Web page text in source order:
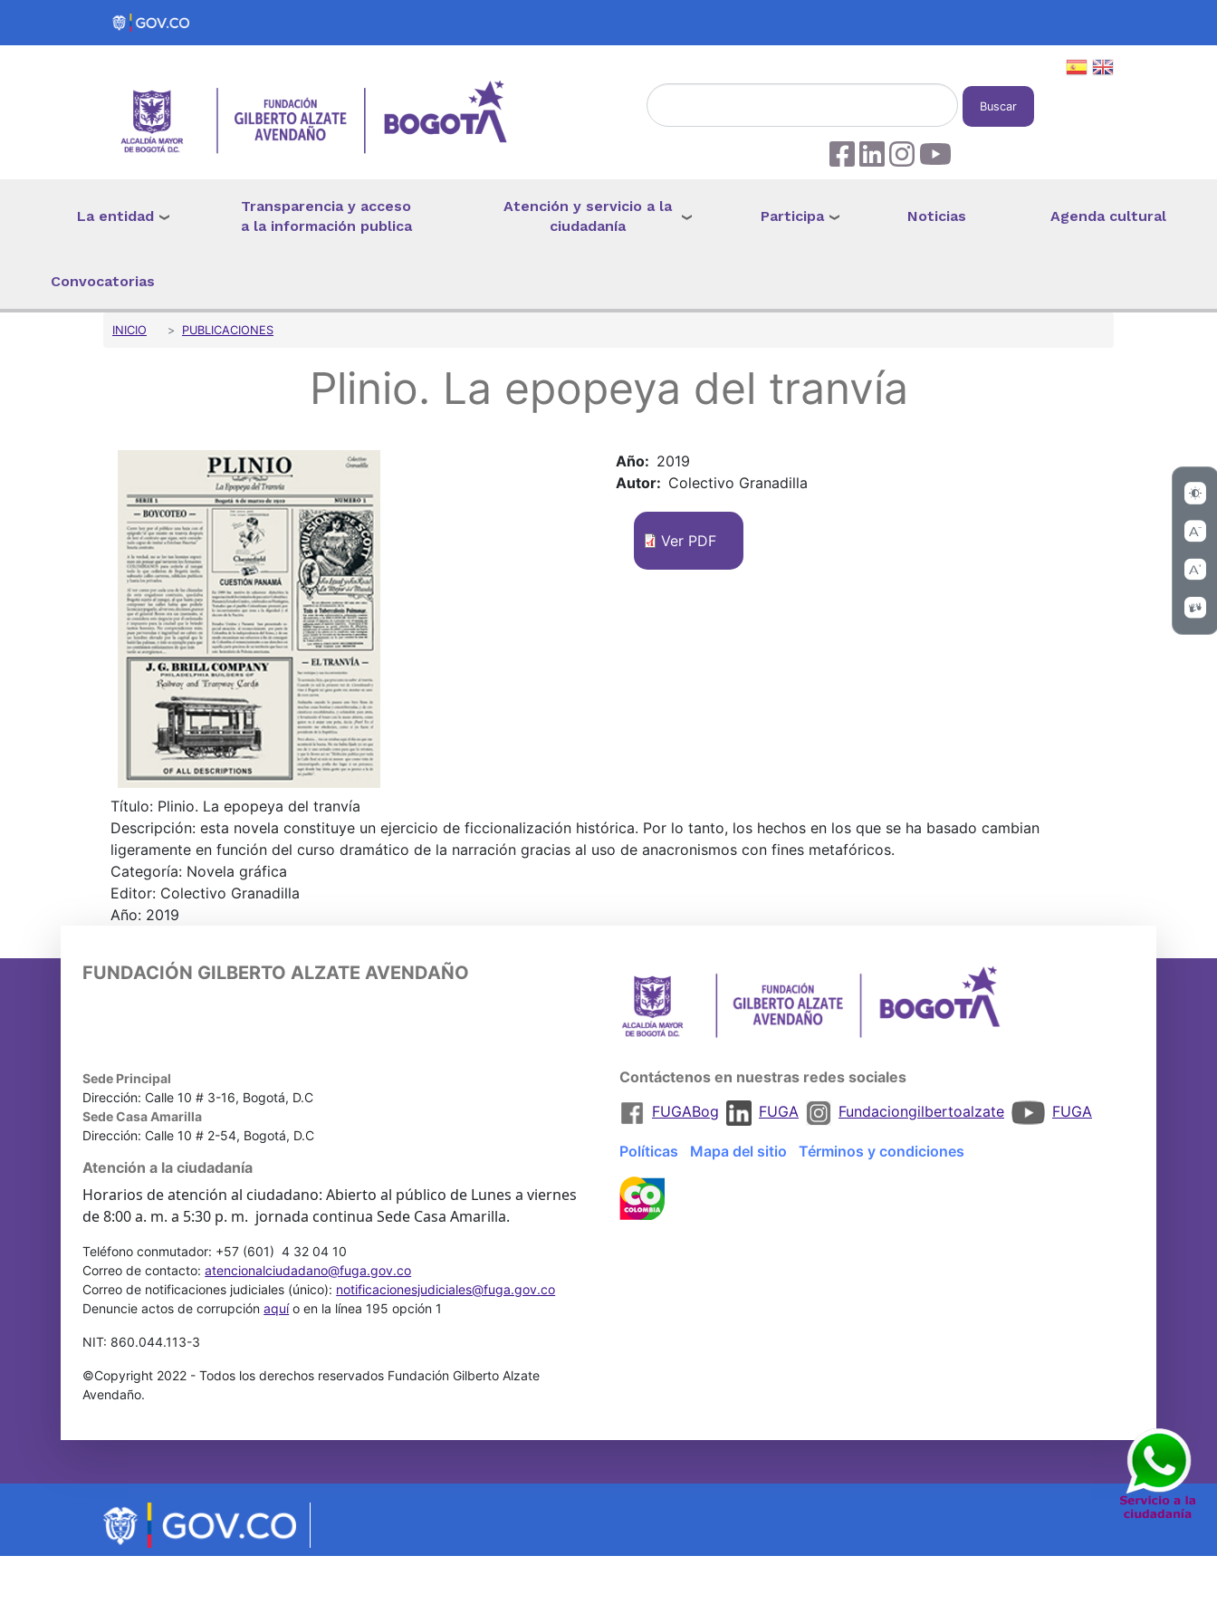
Pasar al contenido principal
Buscar
La entidad
Transparencia y acceso
a la información publica
Atención y servicio a la
ciudadanía
Participa Noticias Agenda cultural
Convocatorias
Sobrescribir enlaces de ayuda a la navegación
INICIO PUBLICACIONES
Plinio. La epopeya del tranvía
Año
2019
Autor
Colectivo Granadilla
Ver PDF
Título: Plinio. La epopeya del tranvía
Descripción: esta novela constituye un ejercicio de ficcionalización histórica. Por lo tanto, los hechos en los que se ha basado cambian
ligeramente en función del curso dramático de la narración gracias al uso de anacronismos con fines metafóricos.
Categoría: Novela gráfica
Editor: Colectivo Granadilla
Año: 2019
FUNDACIÓN GILBERTO ALZATE AVENDAÑO
Sede Principal
Dirección: Calle 10 # 3-16, Bogotá, D.C
Sede Casa Amarilla
Dirección: Calle 10 # 2-54, Bogotá, D.C
Atención a la ciudadanía
Horarios de atención al ciudadano: Abierto al público de Lunes a viernes
de 8:00 a. m. a 5:30 p. m. jornada continua Sede Casa Amarilla.
Teléfono conmutador: +57 (601) 4 32 04 10
Correo de contacto:atencionalciudadano@fuga.gov.co
Correo de notificaciones judiciales (único): notificacionesjudiciales@fuga.gov.co
Denuncie actos de corrupciónaquío en la línea 195 opción 1
NIT: 860.044.113-3
©Copyright 2022 - Todos los derechos reservados Fundación Gilberto Alzate
Avendaño.
Contáctenos en nuestras redes sociales
FUGABog
FUGA Fundaciongilbertoalzate FUGA
Políticas Mapa del sitio Términos y condiciones